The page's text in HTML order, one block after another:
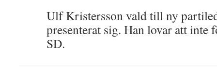
Ulf Kristersson vald till ny
presenterat sig. Han lovar att inte
SD.